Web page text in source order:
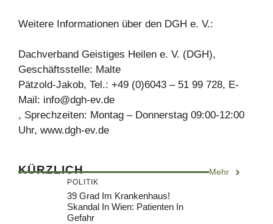
Weitere Informationen über den DGH e. V.:
Dachverband Geistiges Heilen e. V. (DGH),
Geschäftsstelle: Malte
Pätzold-Jakob, Tel.: +49 (0)6043 – 51 99 728, E-
Mail: info@dgh-ev.de
, Sprechzeiten: Montag – Donnerstag 09:00-12:00
Uhr, www.dgh-ev.de
KÜRZLICH Mehr
POLITIK
39 Grad Im Krankenhaus!
Skandal In Wien: Patienten In
Gefahr